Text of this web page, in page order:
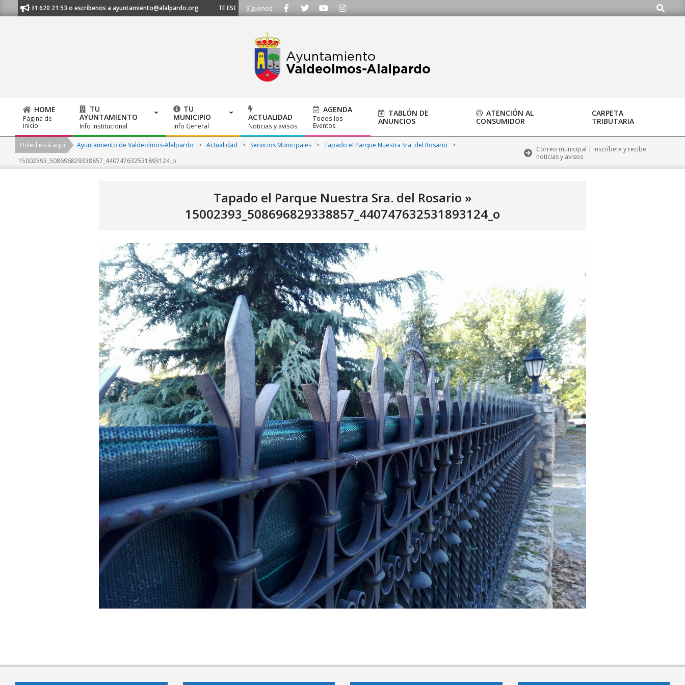
to
al 91 620 21 53 o escríbenos a ayuntamiento@alalpardo.org TE ESCUCHAMOS - Llámanos al 91 620 21 53 o escríbenos a ayuntamiento@alalpardo.org
Síguenos Buscar
Primary
Navigation
Menu
HOME
Página de
inicio
TU
AYUNTAMIENTO
Info Institucional
TU
MUNICIPIO
Info General
ACTUALIDAD
Noticias y avisos
AGENDA
Todos los
Eventos
TABLÓN DE
ANUNCIOS
ATENCIÓN AL
CONSUMIDOR
CARPETA
TRIBUTARIA
Usted está aquí Ayuntamiento de Valdeolmos-Alalpardo > Actualidad > Servicios Municipales > Tapado el Parque Nuestra Sra. del Rosario
>
15002393_508696829338857_440747632531893124_o
Correo municipal | Inscríbete y recibe
noticias y avisos
Tapado el Parque Nuestra Sra. del Rosario »
15002393_508696829338857_440747632531893124_o